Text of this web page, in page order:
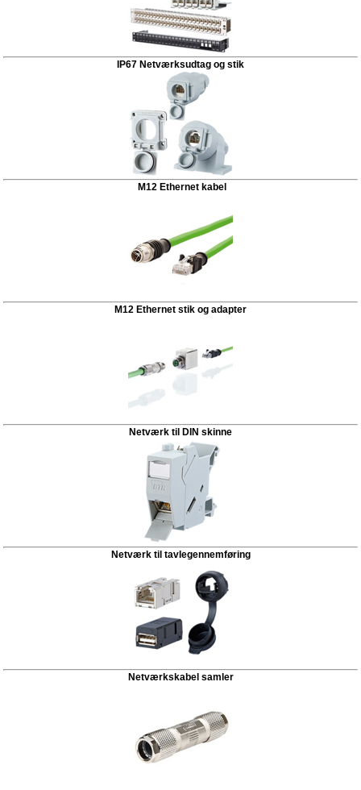
IP67 Netværksudtag og stik
M12 Ethernet kabel
M12 Ethernet stik og adapter
Netværk til DIN skinne
Netværk til tavlegennemføring
Netværkskabel samler